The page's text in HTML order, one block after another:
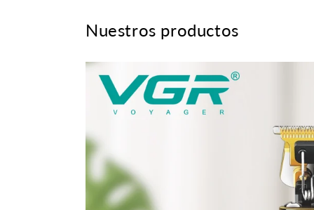
Nuestros productos